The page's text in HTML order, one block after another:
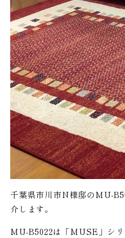
千葉県市川市N様邸のMU-
介します。
MU-B5022は「MUSE」シ